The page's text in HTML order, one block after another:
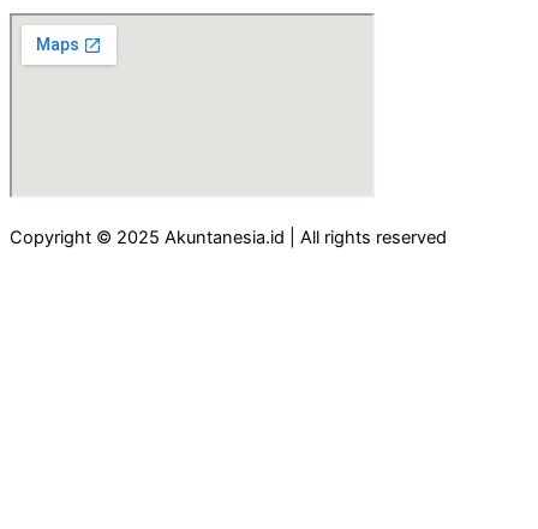
Copyright © 2025 Akuntanesia.id | All rights reserved